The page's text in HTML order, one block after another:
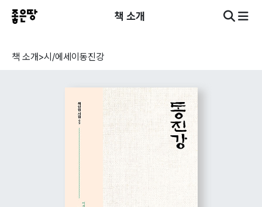
책 소개
책 소개>시/에세이 동진강